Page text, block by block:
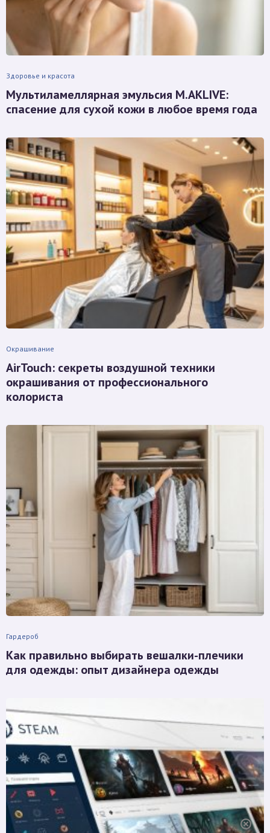
Здоровье и красота
Мультиламеллярная эмульсия M.AKLIVE:
спасение для сухой кожи в любое время года
Окрашивание
AirTouch: секреты воздушной техники
окрашивания от профессионального
колориста
Гардероб
Как правильно выбирать вешалки-плечики
для одежды: опыт дизайнера одежды